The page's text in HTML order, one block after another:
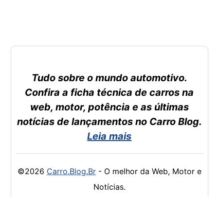
Tudo sobre o mundo automotivo.
Confira a ficha técnica de carros na
web, motor, potência e as últimas
notícias de lançamentos no Carro Blog.
Leia mais
©2026 Carro.Blog.Br- O melhor da Web, Motor e
Notícias.